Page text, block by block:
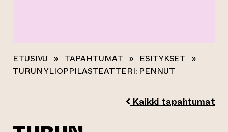
ETUSIVU » TAPAHTUMAT » ESITYKSET »
TURUN YLIOPPILASTEATTERI: PENNUT
Kaikki tapahtumat